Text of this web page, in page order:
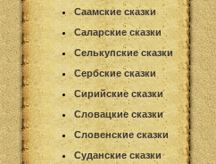
Саамские сказки
Саларские сказки
Селькупские сказки
Сербские сказки
Сирийские сказки
Словацкие сказки
Словенские сказки
Суданские сказки